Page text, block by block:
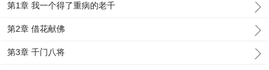
第1章 我一个得了重病的老千
第2章 借花献佛
第3章 千门八将